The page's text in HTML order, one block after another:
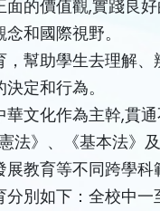
面的價值觀,實踐良
和國際視野。
，幫助學生去理解
定和行為。
華文化作為主幹,貫
法》、《基本法》
教育等不同跨學科
分別如下：全校中